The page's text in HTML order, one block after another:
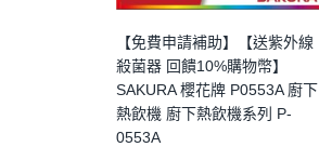
【免費申請補助】【送紫外線
殺菌器 回饋10%購物幣】
SAKURA 櫻花牌 P0553A 廚下
熱飲機 廚下熱飲機系列 P-
0553A